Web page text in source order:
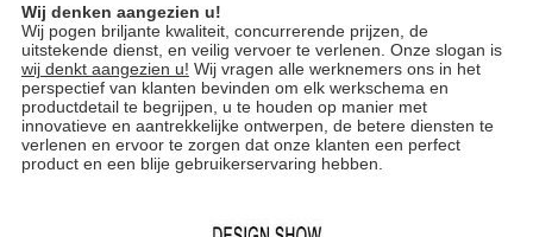
Wij denken aangezien u!
Wij pogen briljante kwaliteit, concurrerende prijzen, de
uitstekende dienst, en veilig vervoer te verlenen. Onze slogan is
wij denkt aangezien u! Wij vragen alle werknemers ons in het
perspectief van klanten bevinden om elk werkschema en
productdetail te begrijpen, u te houden op manier met
innovatieve en aantrekkelijke ontwerpen, de betere diensten te
verlenen en ervoor te zorgen dat onze klanten een perfect
product en een blije gebruikerservaring hebben.